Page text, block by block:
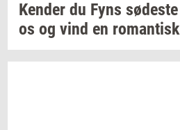
Ken­der du Fyns sø­de­ste
os og vind en ro­man­tisk